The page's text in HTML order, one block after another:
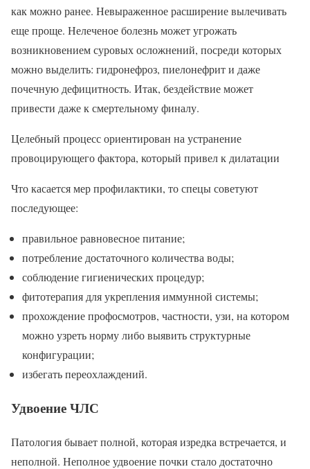
как можно ранее. Невыраженное расширение вылечивать
еще проще. Нелеченое болезнь может угрожать
возникновением суровых осложнений, посреди которых
можно выделить: гидронефроз, пиелонефрит и даже
почечную дефицитность. Итак, бездействие может
привести даже к смертельному финалу.
Целебный процесс ориентирован на устранение
провоцирующего фактора, который привел к дилатации
Что касается мер профилактики, то спецы советуют
последующее:
правильное равновесное питание;
потребление достаточного количества воды;
соблюдение гигиенических процедур;
фитотерапия для укрепления иммунной системы;
прохождение профосмотров, частности, узи, на котором
можно узреть норму либо выявить структурные
конфигурации;
избегать переохлаждений.
Удвоение ЧЛС
Патология бывает полной, которая изредка встречается, и
неполной. Неполное удвоение почки стало достаточно